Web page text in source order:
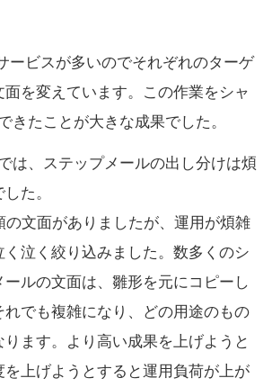
ービスが多いのでそれぞれのターゲ
面を変えています。この作業をシャ
きたことが大きな成果でした。
は、ステップメールの出し分けは煩
た。
の文面がありましたが、運用が煩雑
く泣く絞り込みました。数多くのシ
ルの文面は、雛形を元にコピーし
れでも複雑になり、どの用途のもの
ます。より高い成果を上げようと
を上げようとすると運用負荷が上が